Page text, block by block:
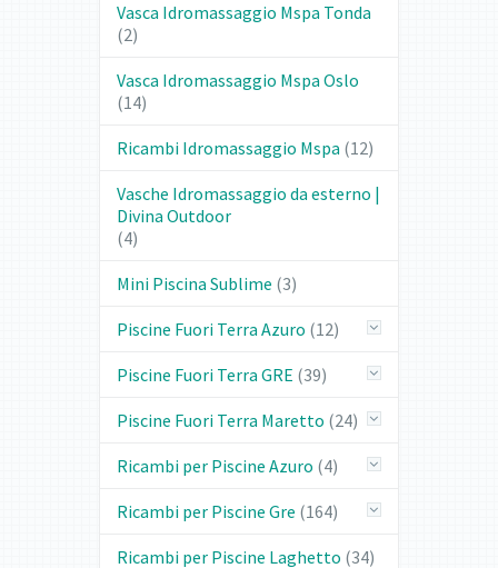
Vasca Idromassaggio Mspa Tonda
(2)
Vasca Idromassaggio Mspa Oslo
(14)
Ricambi Idromassaggio Mspa (12)
Vasche Idromassaggio da esterno |
Divina Outdoor
(4)
Mini Piscina Sublime (3)
Piscine Fuori Terra Azuro (12)
Piscine Fuori Terra GRE (39)
Piscine Fuori Terra Maretto (24)
Ricambi per Piscine Azuro (4)
Ricambi per Piscine Gre (164)
Ricambi per Piscine Laghetto (34)